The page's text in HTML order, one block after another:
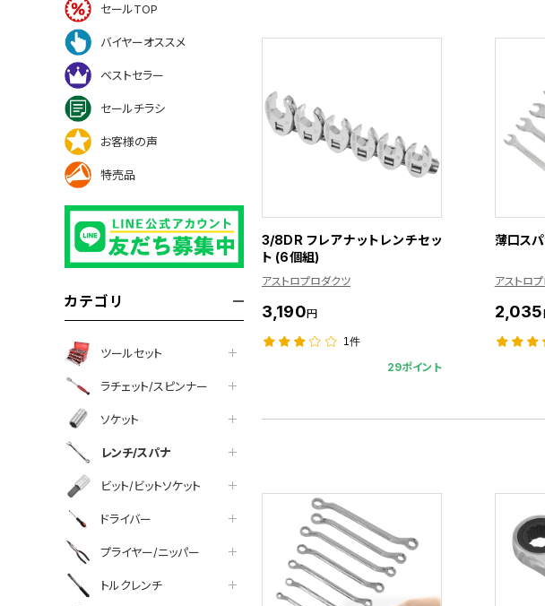
セールTOP
バイヤーオススメ
ベストセラー
セールチラシ
お客様の声
特売品
カテゴリ
ツールセット
ラチェット/スピンナー
ソケット
レンチ/スパナ
ビット/ビットソケット
ドライバー
プライヤー/ニッパー
トルクレンチ
3/8DR フレアナットレンチセッ
ト (6個組)
アストロプロダクツ
3,190円
1件
29ポイント
薄口ス
アストロ
2,035